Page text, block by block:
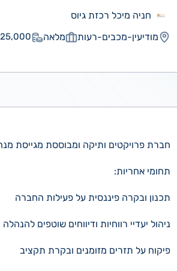
חניה מיכל רכזת גיוס
מודיעין-מכבים-רעות
מלאה ₪
חברת פרויקטים ותיקה ומבוססת מגייסת
תחומי אחריות:
תכנון ובקרה פיננסית על פעילות החברה
ניהול יעדיי רווחיות ודיווחים שוטפים להנהלה
פיקוח על תזרים מזומנים ובקרת תקציב